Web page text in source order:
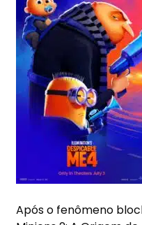
Após o fenômeno